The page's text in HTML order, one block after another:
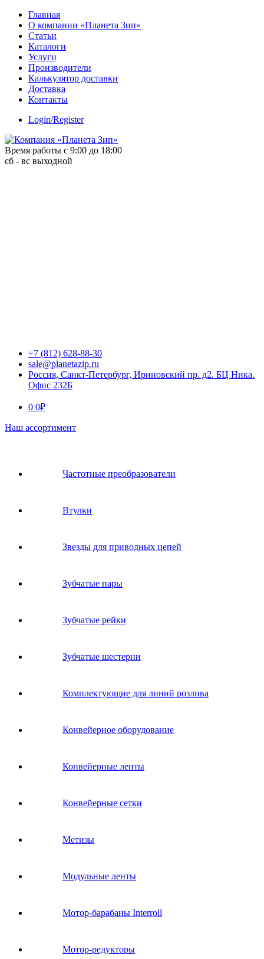
Skip
content
Главная
О компании «Планета Зип»
Статьи
Каталоги
Услуги
Производители
Калькулятор доставки
Доставка
Контакты
Login/Register
Время работы с 9:00 до 18:00
сб - вс выходной
+7 (812) 628-88-30
sale@planetazip.ru
Россия, Санкт-Петербург, Ириновский пр. д2. БЦ Ника.
Офис 232Б
0 0₽
Наш ассортимент
Частотные преобразователи
Втулки
Звeзды для пpивoдных цeпeй
Зубчатые пары
Зубчатые рейки
Зубчатые шестерни
Комплектующие для линий розлива
Конвейерное оборудование
Конвейерные ленты
Конвейерные сетки
Метизы
Модульные ленты
Мотор-барабаны Interroll
Мотор-редукторы